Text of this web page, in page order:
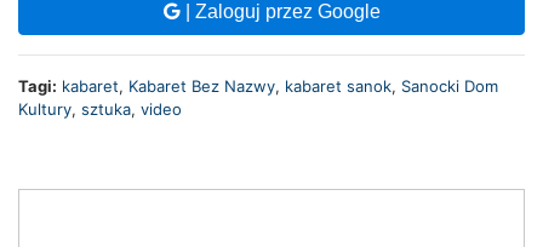
| Zaloguj przez Google
Tagi: kabaret, Kabaret Bez Nazwy, kabaret sanok, Sanocki Dom
Kultury, sztuka, video